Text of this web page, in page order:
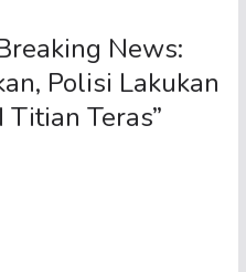
News:
Polisi Lakukan
Titian Teras”